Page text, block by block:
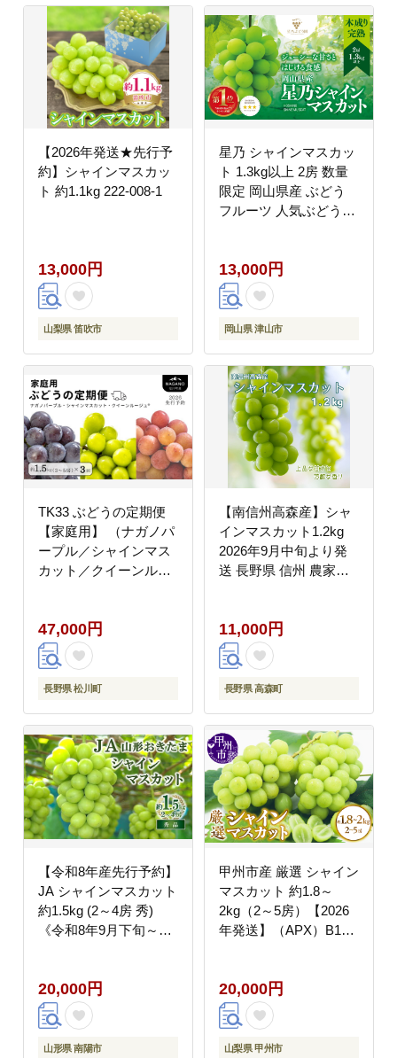
【2026年発送★先行予
約】シャインマスカッ
ト 約1.1kg 222-008-1
13,000円
山梨県 笛吹市
星乃 シャインマスカッ
ト 1.3kg以上 2房 数量
限定 岡山県産 ぶどう
フルーツ 人気ぶどう
13,000円
岡山県 津山市
TK33 ぶどうの定期便
【家庭用】 （ナガノパ
ープル／シャインマス
カット／クイーンルー
月頃 配送予定
47,000円
長野県 松川町
【南信州高森産】シャ
インマスカット1.2kg
2026年9月中旬より発
送 長野県 信州 農家直
山吹ぶどう狩り組合
11,000円
長野県 高森町
【令和8年産先行予約】
JA シャインマスカット
約1.5kg (2～4房 秀)
《令和8年9月下旬～発
果物 フルーツ 山形県
南陽市 [715]
20,000円
山形県 南陽市
甲州市産 厳選 シャイン
マスカット 約1.8～
2kg（2～5房）【2026
年発送】（APX）B18-
20,000円
山梨県 甲州市